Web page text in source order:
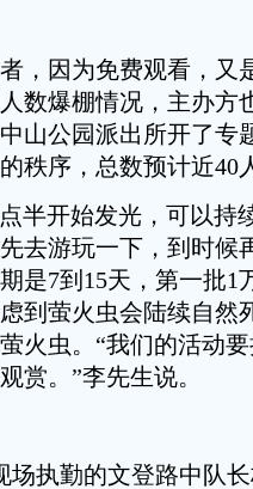
因为免费观看，又
数爆棚情况，主办方
山公园派出所开了专
秩序，总数预计近40
开始发光，可以持
去游玩一下，到时候
是7到15天，第一批1
到萤火虫会陆续自然
火虫。“我们的活动
赏。”李先生说。
执勤的文登路中队长